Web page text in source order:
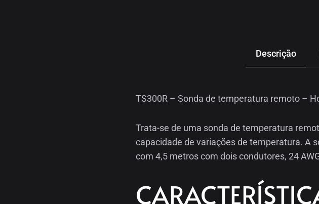
Descrição
TS300R – Sonda de temperatura remoto –
Trata-se de uma sonda de temperatura
capacidade de variações de temperatura. A
com 4,5 metros com dois condutores, 24